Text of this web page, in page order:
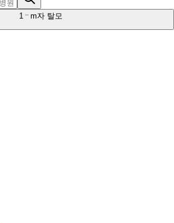
1 m자 탈모